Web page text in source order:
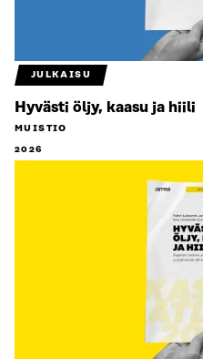
JULKAISU
Hyvästi öljy, kaasu ja hiili
MUISTIO
2026